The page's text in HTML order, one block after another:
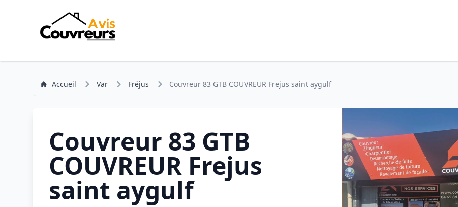
Accueil Var Fréjus Couvreur 83 GTB COUVREUR Frejus saint aygulf
Couvreur 83 GTB
COUVREUR Frejus
saint aygulf